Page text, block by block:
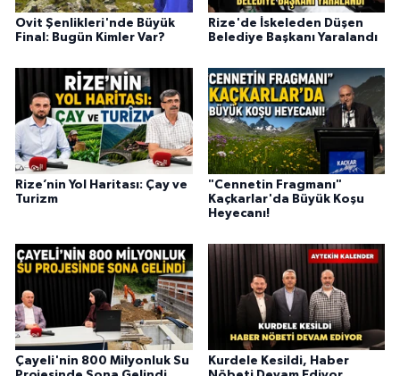
Ovit Şenlikleri'nde Büyük
Final: Bugün Kimler Var?
Rize'de İskeleden Düşen
Belediye Başkanı Yaralandı
Rize’nin Yol Haritası: Çay ve
Turizm
"Cennetin Fragmanı"
Kaçkarlar'da Büyük Koşu
Heyecanı!
Çayeli'nin 800 Milyonluk Su
Kurdele Kesildi, Haber